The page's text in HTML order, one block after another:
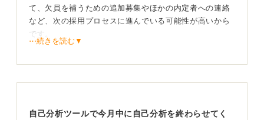
て、欠員を補うための追加募集やほかの内定者への連絡
など、次の採用プロセスに進んでいる可能性が高いから
です。
ていると考えるべきでしょう。
ます。まずはできるだけ早く、採用担当者へ直接連絡し
⋯続きを読む▼
自己分析ツールで今月中に自己分析を終わらせてく